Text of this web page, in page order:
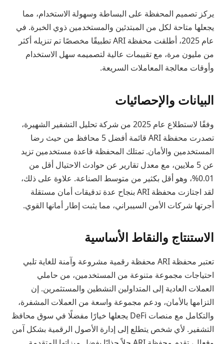
يركز تصميم المحفظة على البساطة وسهولة الاستخدام، مما
يجعلها متاحة لكل من المبتدئين والمستخدمين ذوي الخبرة. في
عام 2025، أطلقت محفظة ARI تطبيقًا مخصصًا تم تنزيله أكثر
من مليون مرة، مع تقييمات عالية لتصميمه سهل الاستخدام
وأوقات معالجة المعاملات السريعة.
البيانات والإحصائيات
وفقًا لاستطلاع عام 2025 من شركة تحليل التشفير الشهيرة،
تصدرت محفظة ARI قائمة أفضل 5 محافظ من حيث رضا
المستخدمين والأمان. تمتلك المحفظة قاعدة مستخدمين تزيد
عن 5 ملايين، مع معدل تقارير عن حوادث الاحتيال أقل من
0.01%، وهو أقل بكثير من متوسط الصناعة. علاوة على ذلك،
لقد اجتازت محفظة ARI بنجاح عدة تدقيقات أمان مستقلة
أجرتها شركات الأمن السيبراني، مما يثبت إطار أمانها القوي.
الاستنتاج والنقاط الأساسية
تعتبر محفظة ARI محفظة رقمية مشروعة وآمنة للغاية تلبي
احتياجات مجموعة متنوعة من المستخدمين، من حاملي
العملات العادية إلى المتداولين النشطين والمستثمرين. إن
التزامها بالأمان، ودعم مجموعة واسعة من العملات المشفرة،
والتكامل مع منصات DeFi يجعلها خيارًا مفضلًا في سوق محافظ
التشفير. لأي شخص يتطلع إلى إدارة الأصول الرقمية بشكل آمن